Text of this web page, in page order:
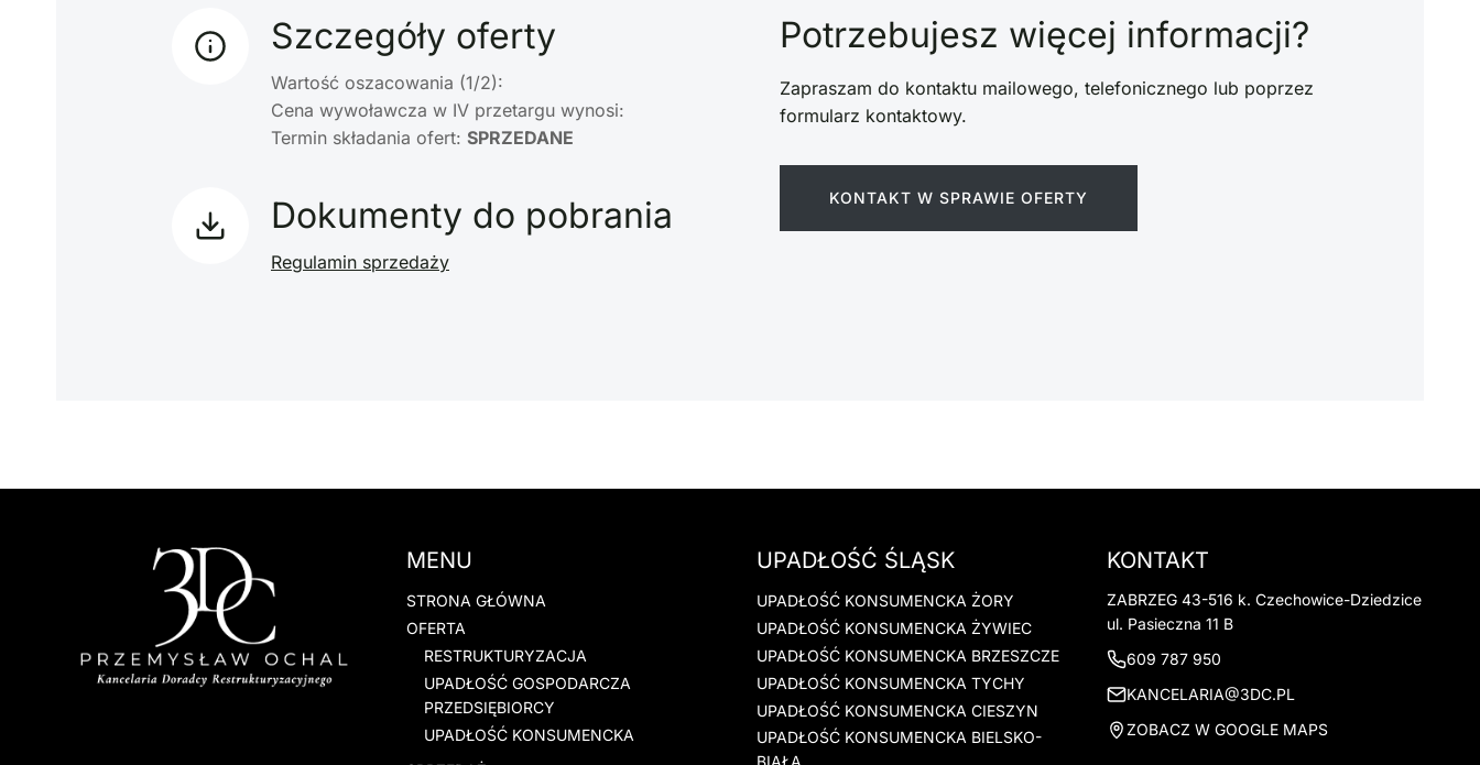
Szczegóły oferty
Wartość oszacowania (1/2):
Cena wywoławcza w IV przetargu wynosi:
Termin składania ofert: SPRZEDANE
Dokumenty do pobrania
Regulamin sprzedaży
Potrzebujesz więcej informacji?
Zapraszam do kontaktu mailowego, telefonicznego lub poprzez
formularz kontaktowy.
KONTAKT W SPRAWIE OFERTY
MENU
STRONA GŁÓWNA
OFERTA
RESTRUKTURYZACJA
UPADŁOŚĆ GOSPODARCZA
PRZEDSIĘBIORCY
UPADŁOŚĆ KONSUMENCKA
UPADŁOŚĆ ŚLĄSK
UPADŁOŚĆ KONSUMENCKA ŻORY
UPADŁOŚĆ KONSUMENCKA ŻYWIEC
UPADŁOŚĆ KONSUMENCKA BRZESZCZE
UPADŁOŚĆ KONSUMENCKA TYCHY
UPADŁOŚĆ KONSUMENCKA CIESZYN
UPADŁOŚĆ KONSUMENCKA BIELSKO-
KONTAKT
ZABRZEG 43-516 k. Czechowice-Dziedzice
ul. Pasieczna 11 B
609 787 950
KANCELARIA@3DC.PL
ZOBACZ W GOOGLE MAPS